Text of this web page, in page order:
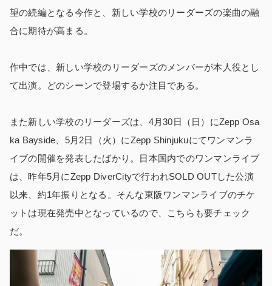
望の続編となる今作と、新しい学校のリーダーズの楽曲の融
合に期待が高まる。
作中では、新しい学校のリーダーズのメンバーが本人役とし
て出演。どのシーンで登場するか注目である。
また新しい学校のリーダーズは、4月30日（日）にZepp Osa
ka Bayside、5月2日（火）にZepp Shinjukuにてワンマンラ
イブの開催を発表したばかり。日本国内でのワンマンライブ
は、昨年5月にZepp DiverCityで行われSOLD OUTした公演
以来、約1年振りとなる。そんな東阪ワンマンライブのチケ
ットは現在発売中となっているので、こちらも要チェック
だ。